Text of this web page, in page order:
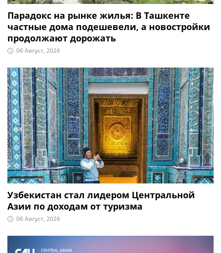
Парадокс на рынке жилья: В Ташкенте
частные дома подешевели, а новостройки
продолжают дорожать
06 Август, 2026
Узбекистан стал лидером Центральной
Азии по доходам от туризма
06 Август, 2026